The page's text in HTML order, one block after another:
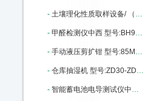
- 土壤理化性质取样设备/ （中西器材） 型号:HB68/BJX1-3库号：M236791
- 甲醛检测仪中西 型号:BH93-XK-A3C库号：M291545
- 手动液压剪扩钳 型号:85M301027库号：M301027
- 仓库抽湿机 型号:ZD30-ZD-8138C库号：M406049
- 智能蓄电池电导测试仪中西 型号:TY13-OBT-6650库号：M396703